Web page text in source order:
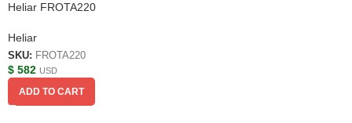
Heliar FROTA220
Heliar
SKU: FROTA220
$ 582 USD
ADD TO CART